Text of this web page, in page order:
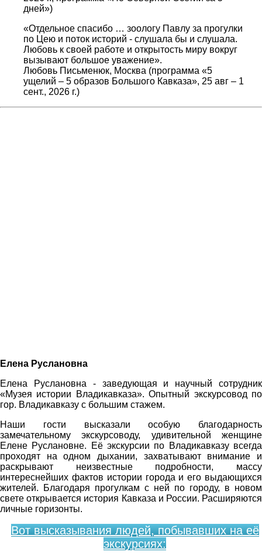
дней»)
«Отдельное спасибо … зоологу Павлу за прогулки
по Цею и поток историй - слушала бы и слушала.
Любовь к своей работе и открытость миру вокруг
вызывают большое уважение».
Любовь Письменюк, Москва (программа «5
ущелий – 5 образов Большого Кавказа», 25 авг – 1
сент., 2026 г.)
Елена Руслановна
Елена Руслановна - заведующая и научный сотрудник
«Музея истории Владикавказа». Опытный экскурсовод по
гор. Владикавказу с большим стажем.
Наши гости высказали особую благодарность
замечательному экскурсоводу, удивительной женщине
Елене Руслановне. Её экскурсии по Владикавказу всегда
проходят на одном дыхании, захватывают внимание и
раскрывают неизвестные подробности, массу
интереснейших фактов истории города и его выдающихся
жителей. Благодаря прогулкам с ней по городу, в новом
свете открывается история Кавказа и России. Расширяются
личные горизонты.
Вот высказывания людей, побывавших на её
экскурсиях: